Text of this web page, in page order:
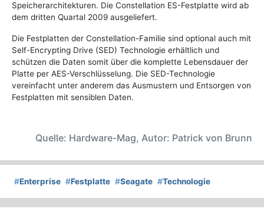
Speicherarchitekturen. Die Constellation ES-Festplatte wird ab
dem dritten Quartal 2009 ausgeliefert.
Die Festplatten der Constellation-Familie sind optional auch mit
Self-Encrypting Drive (SED) Technologie erhältlich und
schützen die Daten somit über die komplette Lebensdauer der
Platte per AES-Verschlüsselung. Die SED-Technologie
vereinfacht unter anderem das Ausmustern und Entsorgen von
Festplatten mit sensiblen Daten.
Quelle: Hardware-Mag, Autor: Patrick von Brunn
#Enterprise #Festplatte #Seagate #Technologie